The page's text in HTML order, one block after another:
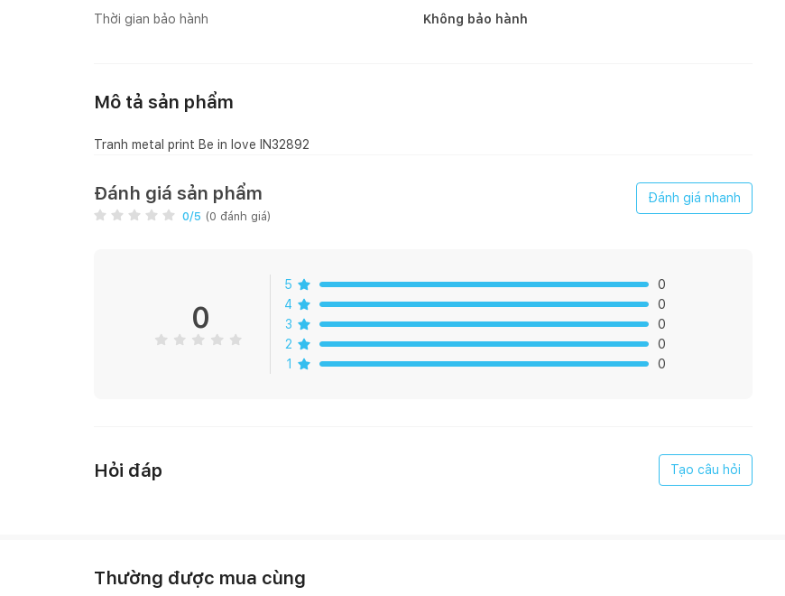
Thời gian bảo hành Không bảo hành
Mô tả sản phẩm
Tranh metal print Be in love IN32892
Đánh giá sản phẩm
0/5 (0 đánh giá)
Đánh giá nhanh
0
5
0
4
0
3
0
2
0
1
0
Hỏi đáp Tạo câu hỏi
Thường được mua cùng